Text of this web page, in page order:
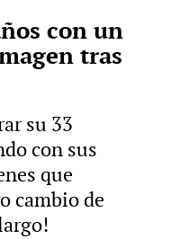
con un
tras
su 33
con sus
que
cambio de